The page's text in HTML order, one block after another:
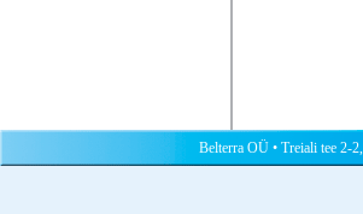
Belterra OÜ • Treiali tee 2-